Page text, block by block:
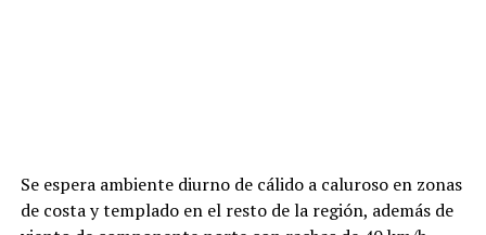
Se espera ambiente diurno de cálido a caluroso en zonas
de costa y templado en el resto de la región, además de